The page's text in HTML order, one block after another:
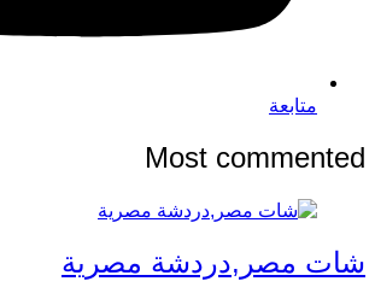
متابعة
Most commented
شات مصر,دردشة مصرية